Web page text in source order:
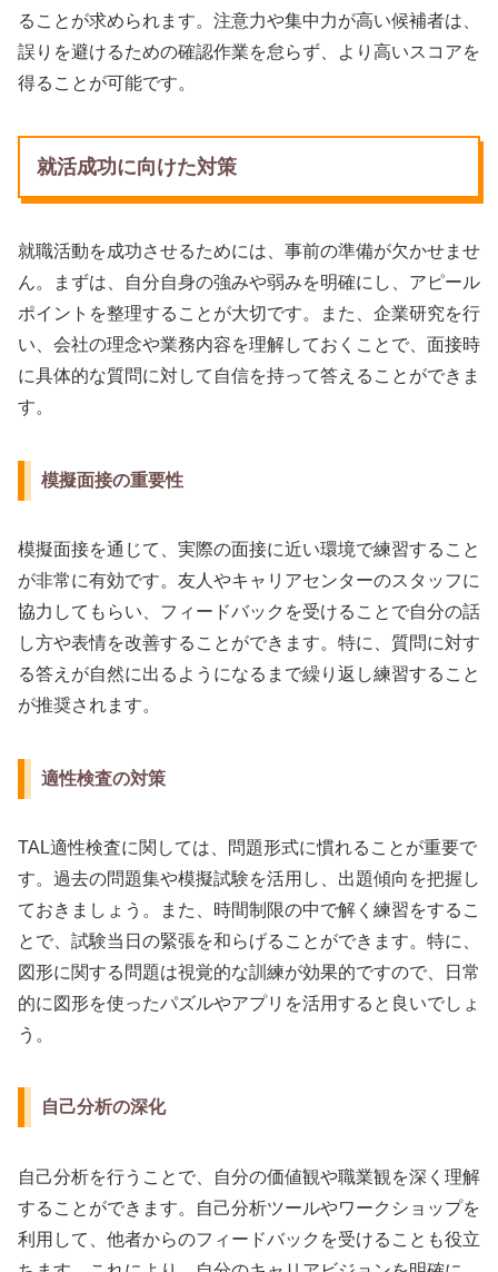
ることが求められます。注意力や集中力が高い候補者は、
誤りを避けるための確認作業を怠らず、より高いスコアを
得ることが可能です。
就活成功に向けた対策
就職活動を成功させるためには、事前の準備が欠かせませ
ん。まずは、自分自身の強みや弱みを明確にし、アピール
ポイントを整理することが大切です。また、企業研究を行
い、会社の理念や業務内容を理解しておくことで、面接時
に具体的な質問に対して自信を持って答えることができま
す。
模擬面接の重要性
模擬面接を通じて、実際の面接に近い環境で練習すること
が非常に有効です。友人やキャリアセンターのスタッフに
協力してもらい、フィードバックを受けることで自分の話
し方や表情を改善することができます。特に、質問に対す
る答えが自然に出るようになるまで繰り返し練習すること
が推奨されます。
適性検査の対策
TAL適性検査に関しては、問題形式に慣れることが重要で
す。過去の問題集や模擬試験を活用し、出題傾向を把握し
ておきましょう。また、時間制限の中で解く練習をするこ
とで、試験当日の緊張を和らげることができます。特に、
図形に関する問題は視覚的な訓練が効果的ですので、日常
的に図形を使ったパズルやアプリを活用すると良いでしょ
う。
自己分析の深化
自己分析を行うことで、自分の価値観や職業観を深く理解
することができます。自己分析ツールやワークショップを
利用して、他者からのフィードバックを受けることも役立